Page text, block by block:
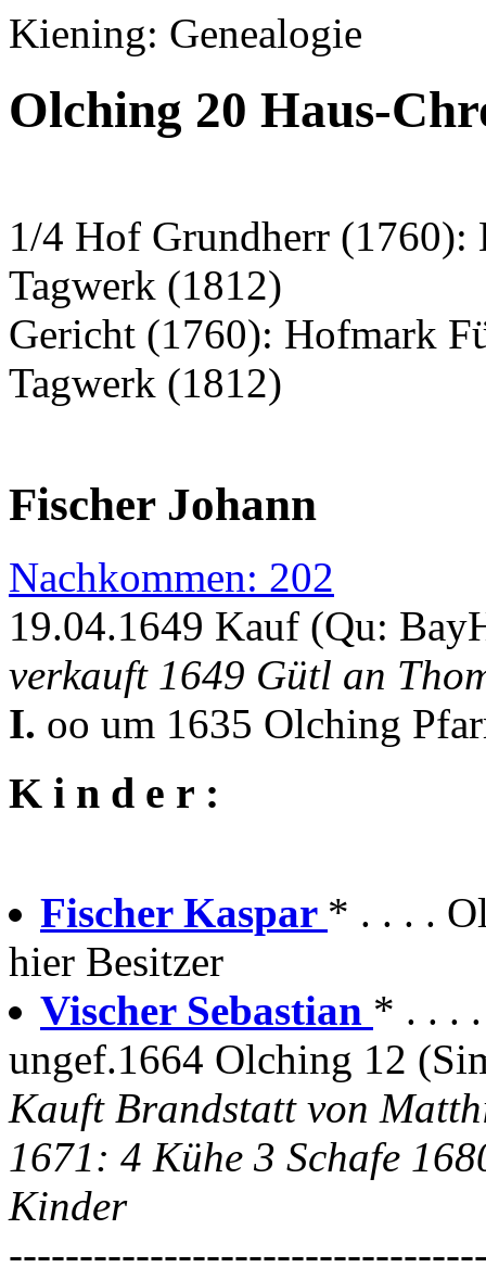
Kiening: Genealogie
Olching 20 Haus-
1/4 Hof Grundherr
Tagwerk (1812)
Gericht (1760): Hofmark
Tagwerk (1812)
Fischer Johann
Nachkommen: 202
19.04.1649 Kauf (Qu:
verkauft 1649 Gütl an
I. oo um 1635 Olching
K i n d e r :
Fischer Kaspar * . . . .
hier Besitzer
Vischer Sebastian * . . .
ungef.1664 Olching 12
Kauft Brandstatt von
1671: 4 Kühe 3 Schafe
Kinder